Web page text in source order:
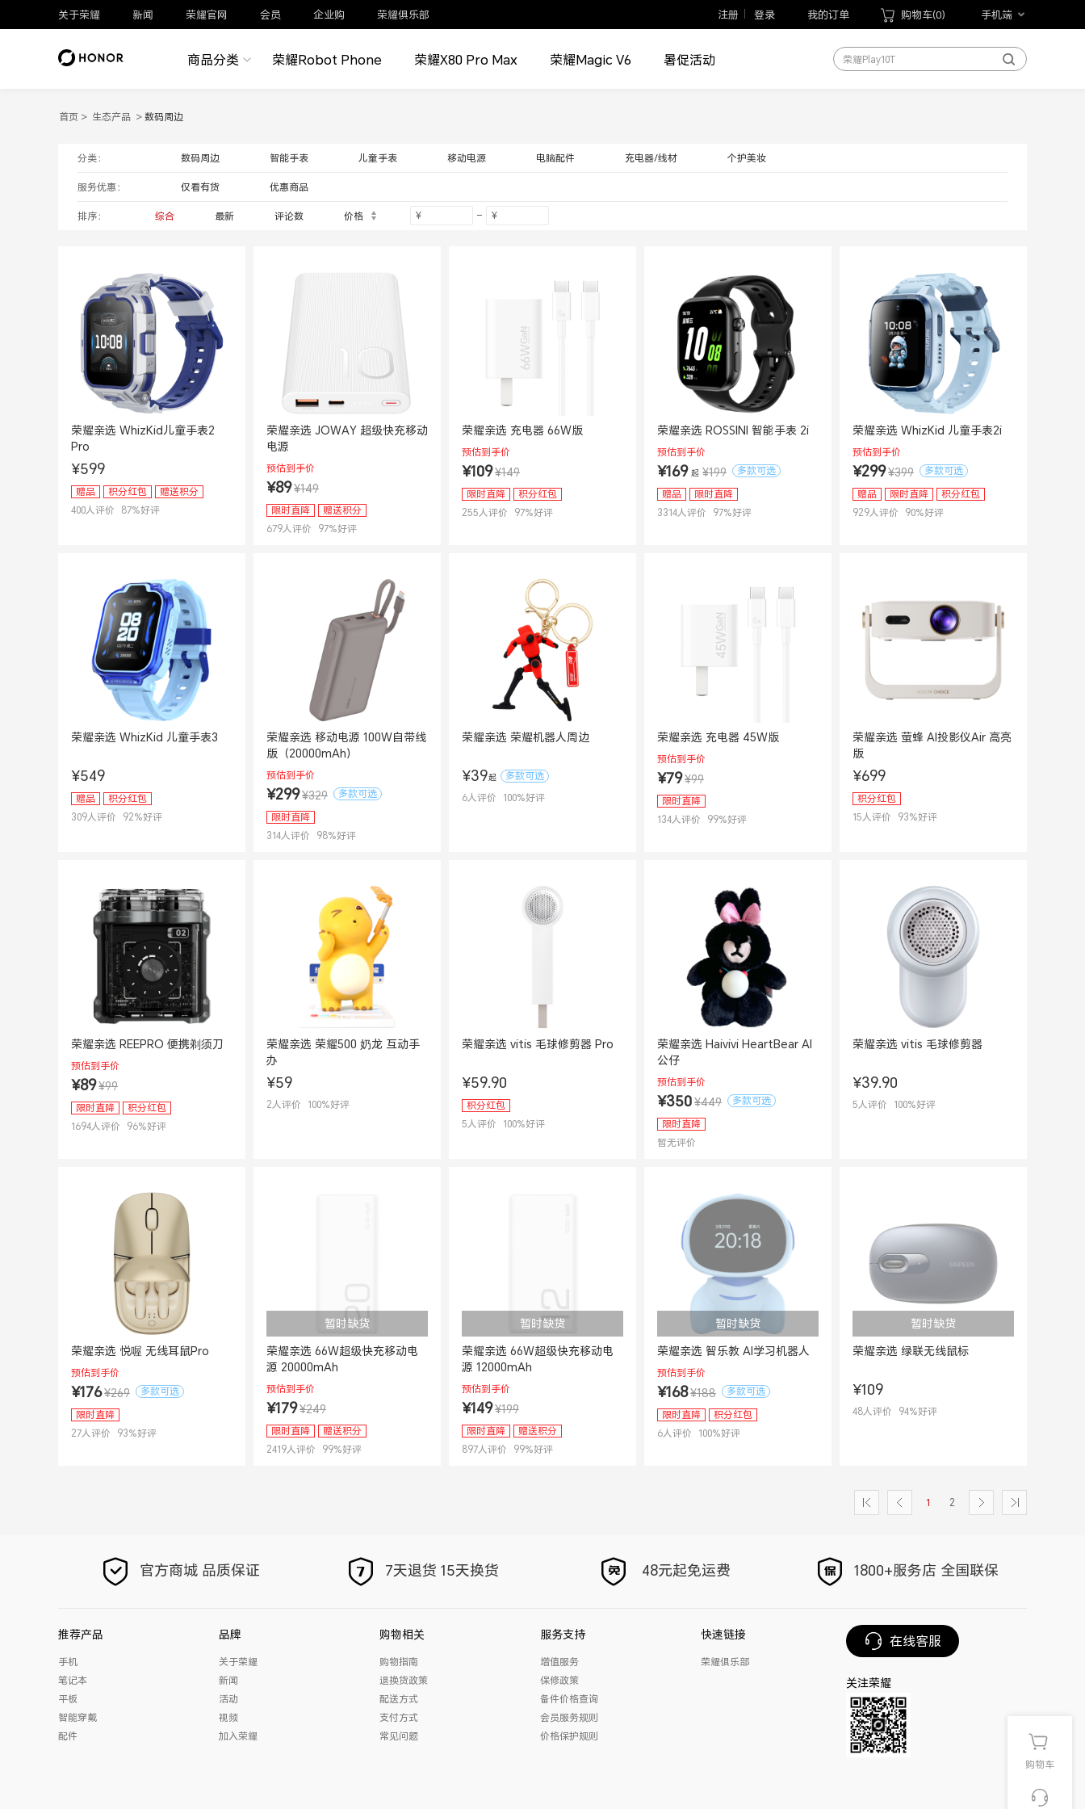
关于荣耀 新闻 荣耀官网 会员 企业购 荣耀俱乐部 注册 登录 我的订单 购物车(0) 手机端
商品分类 荣耀Robot Phone 荣耀X80 Pro Max 荣耀Magic V6 暑促活动
荣耀Magic8系列
荣耀Play10T
以旧换新
手写笔
荣耀Magic V6
首页 > 生态产品 > 数码周边
分类： 数码周边 智能手表 儿童手表 移动电源 电脑配件 充电器/线材 个护美妆
服务优惠： 仅看有货 优惠商品
排序： 综合 最新 评论数 价格
荣耀亲选 WhizKid儿童手表2
Pro
¥599
赠品 积分红包
赠送积分
400人评价 87%好评
荣耀亲选 JOWAY 超级快充移动
电源
预估到手价
¥89¥149
限时直降
赠送积分
679人评价 97%好评
荣耀亲选 充电器 66W版
预估到手价
¥109¥149
限时直降
积分红包
255人评价 97%好评
荣耀亲选 ROSSINI 智能手表 2i
预估到手价
¥169 起 ¥199
多款可选
赠品
限时直降
3314人评价 97%好评
荣耀亲选 WhizKid 儿童手表2i
预估到手价
¥299¥399
多款可选
赠品
限时直降
积分红包
929人评价 90%好评
荣耀亲选 WhizKid 儿童手表3
¥549
赠品
积分红包
309人评价 92%好评
荣耀亲选 移动电源 100W自带线
版（20000mAh）
预估到手价
¥299¥329
多款可选
限时直降
314人评价 98%好评
荣耀亲选 荣耀机器人周边
¥39起
多款可选
6人评价 100%好评
荣耀亲选 充电器 45W版
预估到手价
¥79¥99
限时直降
134人评价 99%好评
荣耀亲选 萤蜂 AI投影仪Air 高亮
版
¥699
积分红包
15人评价 93%好评
荣耀亲选 REEPRO 便携剃须刀
预估到手价
¥89¥99
限时直降
积分红包
1694人评价 96%好评
荣耀亲选 荣耀500 奶龙 互动手
办
¥59
2人评价 100%好评
荣耀亲选 vitis 毛球修剪器 Pro
¥59.90
积分红包
5人评价 100%好评
荣耀亲选 Haivivi HeartBear AI
公仔
预估到手价
¥350¥449
多款可选
限时直降
暂无评价
荣耀亲选 vitis 毛球修剪器
¥39.90
5人评价 100%好评
荣耀亲选 悦喔 无线耳鼠Pro
预估到手价
¥176¥269
多款可选
限时直降
27人评价 93%好评
暂时缺货
荣耀亲选 66W超级快充移动电
源 20000mAh
预估到手价
¥179¥249
限时直降
赠送积分
2419人评价 99%好评
暂时缺货
荣耀亲选 66W超级快充移动电
源 12000mAh
预估到手价
¥149¥199
限时直降
赠送积分
897人评价 99%好评
暂时缺货
荣耀亲选 智乐教 AI学习机器人
预估到手价
¥168¥188
多款可选
限时直降
积分红包
6人评价 100%好评
暂时缺货
荣耀亲选 绿联无线鼠标
¥109
48人评价 94%好评
1 2
官方商城 品质保证 7天退货 15天换货 48元起免运费 1800+服务店 全国联保
推荐产品
手机
笔记本
平板
智能穿戴
配件
品牌
关于荣耀
新闻
活动
视频
加入荣耀
购物相关
购物指南
退换货政策
配送方式
支付方式
常见问题
服务支持
增值服务
保修政策
备件价格查询
会员服务规则
价格保护规则
快速链接
荣耀俱乐部
在线客服
关注荣耀
购物车